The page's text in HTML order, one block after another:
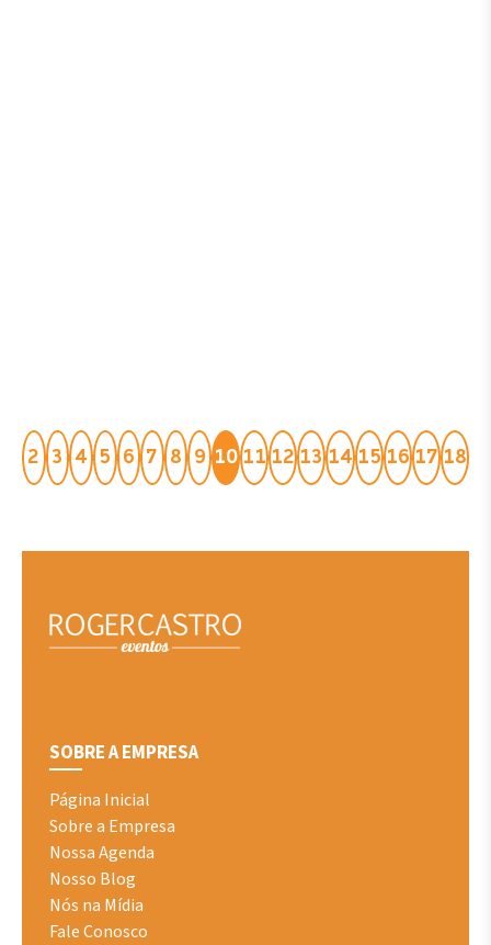
2 3 4 5 6 7 8 9 10 11 12 13 14 15 16 17 18
SOBRE A EMPRESA
Página Inicial
Sobre a Empresa
Nossa Agenda
Nosso Blog
Nós na Mídia
Fale Conosco